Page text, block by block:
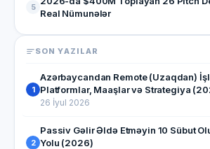
5
Real Nümunələr
SON YAZILAR
1
Azərbaycandan Remote (Uzaqdan)
Platformlar, Maaşlar və Strategiya
26 İyul 2026
2
Passiv Gəlir Əldə Etməyin 10 Sübut
Yolu (2026)